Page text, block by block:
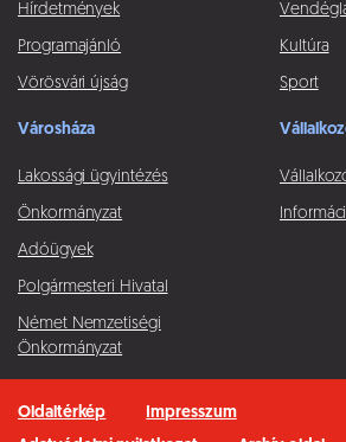
Hírdetmények
Programajánló
Vörösvári újság
Kultúra
Sport
Városháza
Lakossági ügyintézés
Önkormányzat
Adóügyek
Polgármesteri Hivatal
Német Nemzetiségi
Önkormányzat
Oldaltérkép
Impresszum